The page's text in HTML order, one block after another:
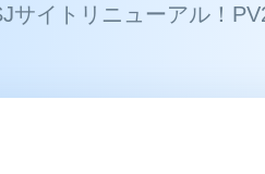
サイトリニューアル！